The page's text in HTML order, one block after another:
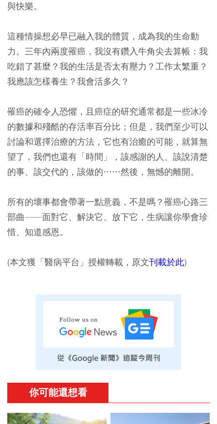
與快樂。
這種情操想必早已融入我的體質，成為我的生命動
力。三年內兩度罹癌，我沒有鑽入牛角尖去算帳：我
吃錯了甚麼？我的生活是否太有壓力？工作太繁重？
我應該怎樣養生？我會活多久？
罹癌的確令人恐懼，且癌症的研究通常都是一些冰冷
的數據和殘酷的存活率百分比；但是，我們至少可以
討論和選擇治療的方法，它也有治癒的可能，就算無
望了，我們也還有「時間」，該感謝的人、該說清楚
的事、該交代的，該做的……然後，無憾的離開。
所有的壞事都會帶著一點意義，不是嗎？罹癌心路三
部曲——面對它、解決它、放下它，生病讓你學會珍
惜、知道感恩。
(本文獲「醫病平台」授權轉載，原文刊載於此)